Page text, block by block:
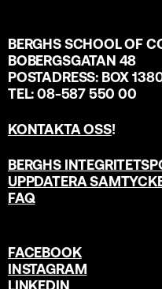
BERGHS SCHOOL OF
BOBERGSGATAN 48
POSTADRESS: BOX
TEL: 08-587 550 00
KONTAKTA OSS!
BERGHS
UPPDATERA
FAQ
FACEBOOK
INSTAGRAM